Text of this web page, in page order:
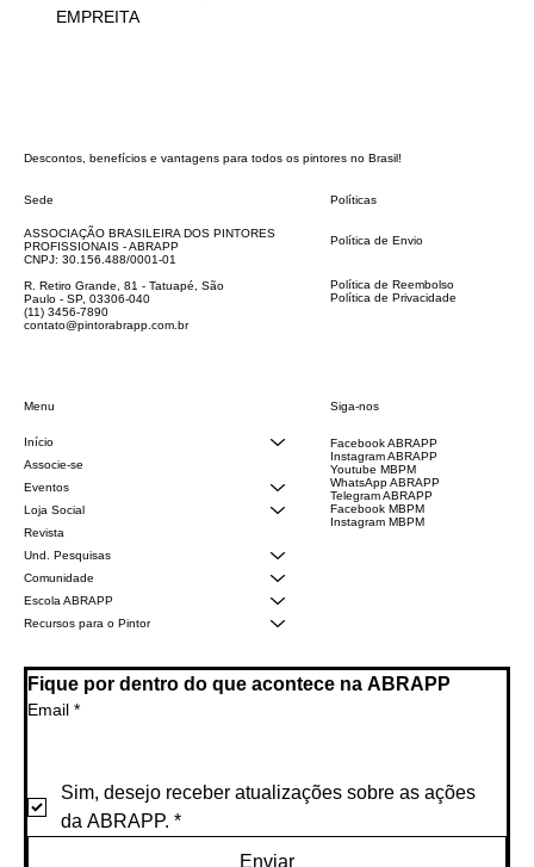
EMPREITA
Descontos, benefícios e vantagens para todos os pintores no Brasil!
Sede
ASSOCIAÇÃO BRASILEIRA DOS PINTORES
PROFISSIONAIS - ABRAPP
CNPJ: 30.156.488/0001-01
R. Retiro Grande, 81 - Tatuapé, São
Paulo - SP, 03306-040
(11) 3456-7890
contato@pintorabrapp.com.br
Menu
Início
Associe-se
Eventos
Loja Social
Revista
Und. Pesquisas
Comunidade
Escola ABRAPP
Recursos para o Pintor
Políticas
Política de Envio
Política de Reembolso
Política de Privacidade
Siga-nos
Facebook ABRAPP
Instagram ABRAPP
Youtube MBPM
WhatsApp ABRAPP
Telegram ABRAPP
Facebook MBPM
Instagram MBPM
Fique por dentro do que acontece na ABRAPP
Email *
Sim, desejo receber atualizações sobre as ações
da ABRAPP. *
Enviar